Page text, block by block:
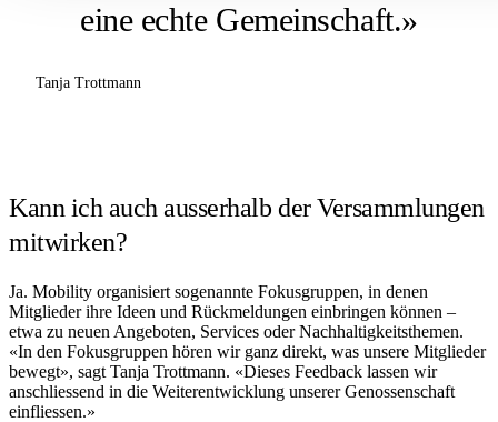
eine echte Gemeinschaft.»
Tanja Trottmann
Kann ich auch ausserhalb der Versammlungen
mitwirken?
Ja. Mobility organisiert sogenannte Fokusgruppen, in denen
Mitglieder ihre Ideen und Rückmeldungen einbringen können –
etwa zu neuen Angeboten, Services oder Nachhaltigkeitsthemen.
«In den Fokusgruppen hören wir ganz direkt, was unsere Mitglieder
bewegt», sagt Tanja Trottmann. «Dieses Feedback lassen wir
anschliessend in die Weiterentwicklung unserer Genossenschaft
einfliessen.»